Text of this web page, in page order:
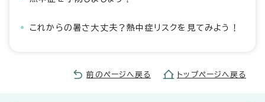
これからの暑さ大丈夫？熱中症リスクを見てみよう！
前のページへ戻る トップページへ戻る